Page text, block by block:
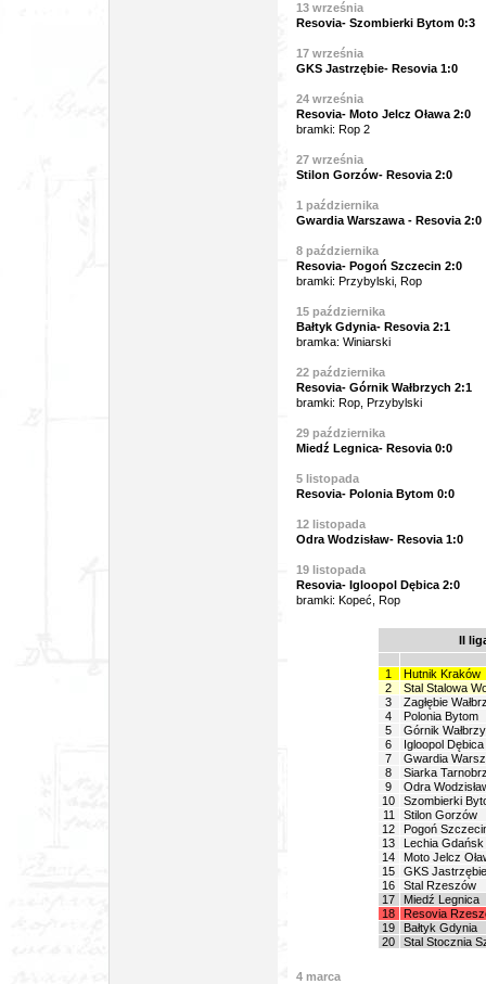
13 września
Resovia- Szombierki Bytom 0:3
17 września
GKS Jastrzębie- Resovia 1:0
24 września
Resovia- Moto Jelcz Oława 2:0
bramki: Rop 2
27 września
Stilon Gorzów- Resovia 2:0
1 października
Gwardia Warszawa - Resovia 2:0
8 października
Resovia- Pogoń Szczecin 2:0
bramki: Przybylski, Rop
15 października
Bałtyk Gdynia- Resovia 2:1
bramka: Winiarski
22 października
Resovia- Górnik Wałbrzych 2:1
bramki: Rop, Przybylski
29 października
Miedź Legnica- Resovia 0:0
5 listopada
Resovia- Polonia Bytom 0:0
12 listopada
Odra Wodzisław- Resovia 1:0
19 listopada
Resovia- Igloopol Dębica 2:0
bramki: Kopeć, Rop
II
1
Hutnik Kraków
2
Stal Stalowa
3
Zagłębie
4
Polonia Bytom
5
Górnik
6
Igloopol Dębica
7
Gwardia
8
Siarka
9
Odra
10
Szombierki
11
Stilon Gorzów
12
Pogoń
13
Lechia Gdańsk
14
Moto Jelcz
15
GKS Jastrzębie
16
Stal Rzeszów
17
Miedź Legnica
18
Resovia
19
Bałtyk Gdynia
20
Stal Stocznia
4 marca